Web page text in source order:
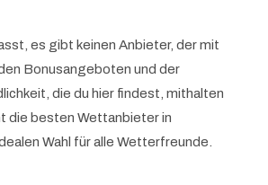
es gibt keinen Anbieter, der mit
Bonusangeboten und der
die du hier findest, mithalten
die besten Wettanbieter in
Wahl für alle Wetterfreunde.